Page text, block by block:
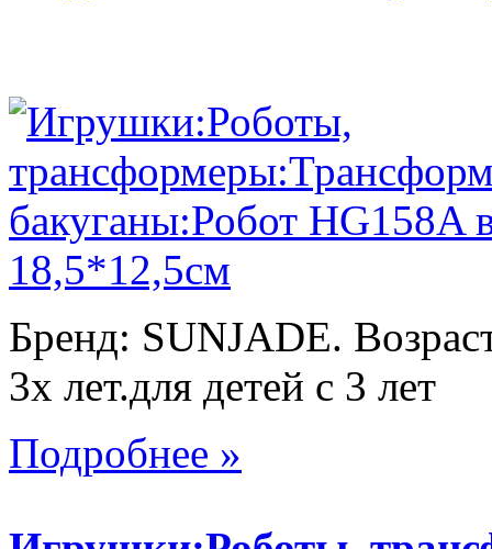
Бренд: SUNJADE.
3х лет.для детей с 3 лет
Подробнее »